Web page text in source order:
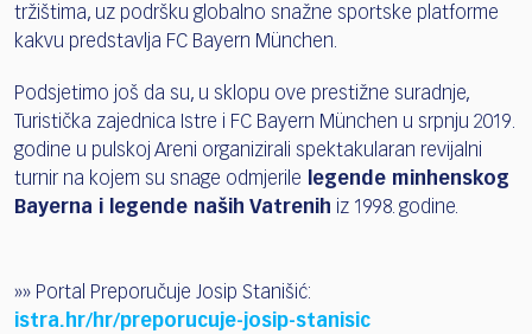
tržištima, uz podršku globalno snažne sportske platforme
kakvu predstavlja FC Bayern München.
Podsjetimo još da su, u sklopu ove prestižne suradnje,
Turistička zajednica Istre i FC Bayern München u srpnju 2019.
godine u pulskoj Areni organizirali spektakularan revijalni
turnir na kojem su snage odmjerile legende minhenskog
Bayerna i legende naših Vatrenih iz 1998. godine.
»» Portal Preporučuje Josip Stanišić:
istra.hr/hr/preporucuje-josip-stanisic